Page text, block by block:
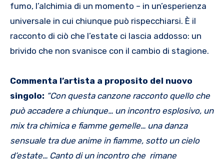
fumo, l’alchimia di un momento – in un’esperienza
universale in cui chiunque può rispecchiarsi. È il
racconto di ciò che l’estate ci lascia addosso: un
brivido che non svanisce con il cambio di stagione.
Commenta l’artista a proposito del nuovo
singolo: “Con questa canzone racconto quello che
può accadere a chiunque… un incontro esplosivo, un
mix tra chimica e fiamme gemelle… una danza
sensuale tra due anime in fiamme, sotto un cielo
d’estate… Canto di un incontro che rimane